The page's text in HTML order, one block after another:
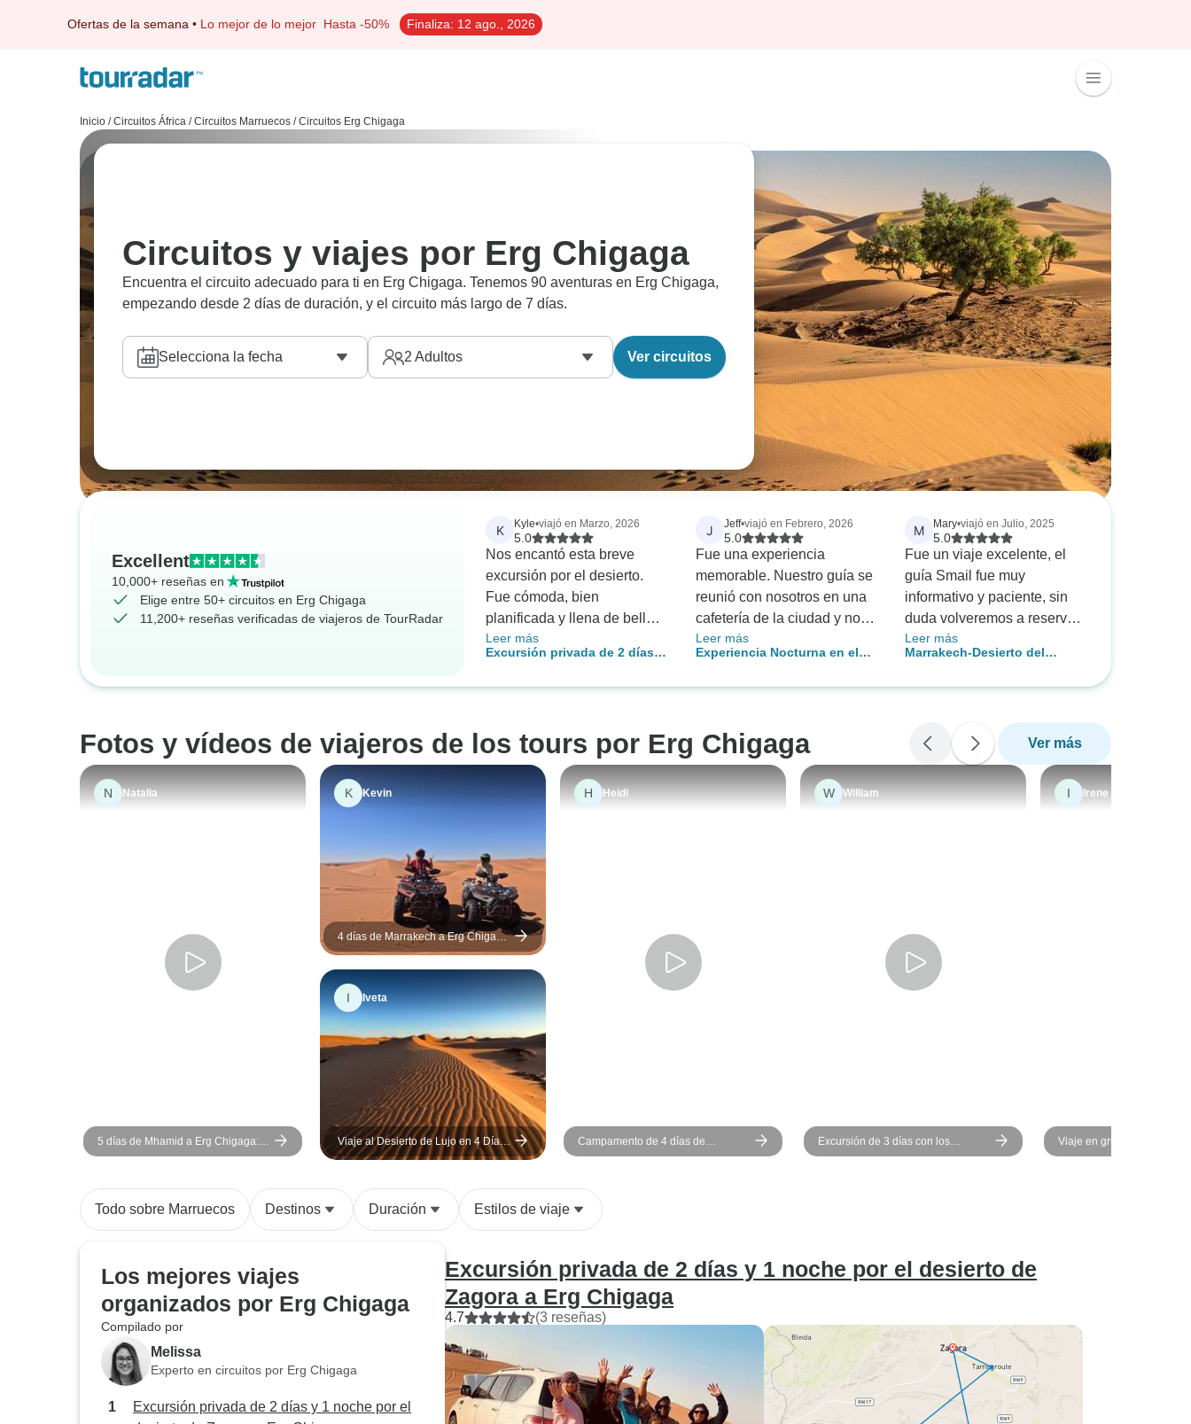
Ofertas de la semana • Lo mejor de lo mejor Hasta -50% Finaliza: 12 ago., 2026
Inicio / Circuitos África / Circuitos Marruecos / Circuitos Erg Chigaga
Circuitos y viajes por Erg Chigaga
Encuentra el circuito adecuado para ti en Erg Chigaga. Tenemos 90 aventuras en Erg Chigaga,
empezando desde 2 días de duración, y el circuito más largo de 7 días.
Selecciona la fecha 2 Adultos Ver circuitos
Excellent
10,000+ reseñas en
Elige entre 50+ circuitos en Erg Chigaga
11,200+ reseñas verificadas de viajeros de TourRadar
K Kyle•viajó en Marzo, 2026
5.0
Nos encantó esta breve
excursión por el desierto.
Fue cómoda, bien
planificada y llena de bellos
momentos.
Leer más
Excursión privada de 2 días y
Zagora a Erg Chigaga
J Jeff•viajó en Febrero, 2026
5.0
Fue una experiencia
memorable. Nuestro guía se
reunió con nosotros en una
cafetería de la ciudad y nos
explicó el plan. Aparcamos
el vehículo en un lugar
hacia las dunas de arena. El
lugar al que nos llevó era
maravilloso, tiendas
preciosas, camas de verdad,
música. A la mañana
siguiente nos levantamos
estuvo con nosotros todo el
tiempo, compartió historias y
Leer más
Experiencia Nocturna en el
Chigaga
M Mary•viajó en Julio, 2025
5.0
Fue un viaje excelente, el
guía Smail fue muy
informativo y paciente, sin
duda volveremos a reservar
con este guía.
Leer más
Marrakech-Desierto del
corto)
Fotos y vídeos de viajeros de los tours por Erg Chigaga Ver más
N Natalia
5 días de Mhamid a Erg Chigaga:
ruta en camello por el Sáhara | Blue
K Kevin
4 días de Marrakech a Erg Chigaga
| Blue Turbans Adventures
I Iveta
Viaje al Desierto de Lujo en 4 Días
desde Marrakech
H Heidi
Campamento de 4 días de
Marrakech al desierto de Erg
W William
Excursión de 3 días con los
«Turbantes Azules» desde Mhamid
I Irene
Viaje en grupo de 4 días a
Chigaga y Marrakech | Blue
Todo sobre Marruecos Destinos Duración Estilos de viaje
Los mejores viajes
organizados por Erg Chigaga
Compilado por
Melissa
Experto en circuitos por Erg Chigaga
Excursión privada de 2 días y 1 noche por el
Excursión privada de 2 días y 1 noche por el desierto de
Zagora a Erg Chigaga
4.7 (3 reseñas)